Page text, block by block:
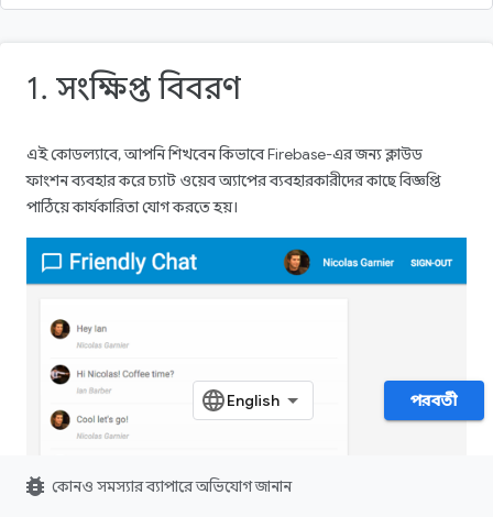
1. সংক্ষিপ্ত বিবরণ
এই কোডল্যাবে, আপনি শিখবেন কিভাবে Firebase-এর জন্য ক্লাউড
ফাংশন ব্যবহার করে চ্যাট ওয়েব অ্যাপের ব্যবহারকারীদের কাছে বিজ্ঞপ্তি
পাঠিয়ে কার্যকারিতা যোগ করতে হয়।
পরবর্তী
bug_report কোনও সমস্যার ব্যাপারে অভিযোগ জানান